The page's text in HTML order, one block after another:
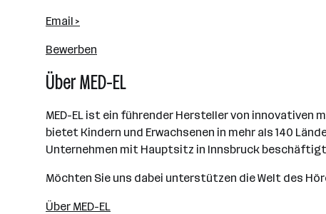
Email >
Bewerben
Über MED-EL
MED-EL ist ein führender Hersteller von
bietet Kindern und Erwachsenen in mehr als 140
Unternehmen mit Hauptsitz in Innsbruck
Möchten Sie uns dabei unterstützen die Welt des
Über MED-EL